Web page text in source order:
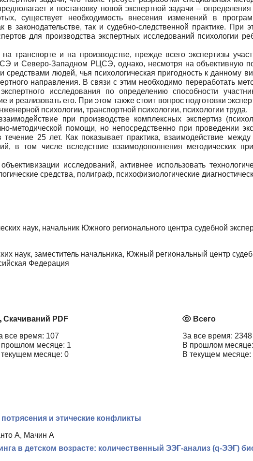
и постановку новой экспертной задачи –
существует необходимость внесения изменений в
законодательстве, так и судебно-следственной практике. При
для производства экспертных исследований психологии
транспорте и на производстве, прежде всего экспертизы
Северо-Западном РЦСЭ, однако, несмотря на объективную
людей, чья психологическая пригодность к данному
направления. В связи с этим необходимо переработать
исследования по определению способности
и реализовать его. При этом также стоит вопрос подготовки
психологии, транспортной психологии, психологии труда.
при производстве комплексных экспертиз
методической помощи, но непосредственно при проведении
25 лет. Как показывает практика, взаимодействие между
в том числе вследствие взаимодополнения методических
исследований, активнее использовать
средства, полиграф, психофизиологические
наук, начальник Южного регионального центра судебной
наук, заместитель начальника, Южный региональный центр
Федерация
Скачиваний PDF
все время: 107
прошлом месяце: 1
месяце: 0
Всего
За все время: 2348
В прошлом
В текущем месяце:
и этические конфликты
А, Мачин А
в детском возрасте: количественный ЭЭГ-анализ (q-ЭЭГ)